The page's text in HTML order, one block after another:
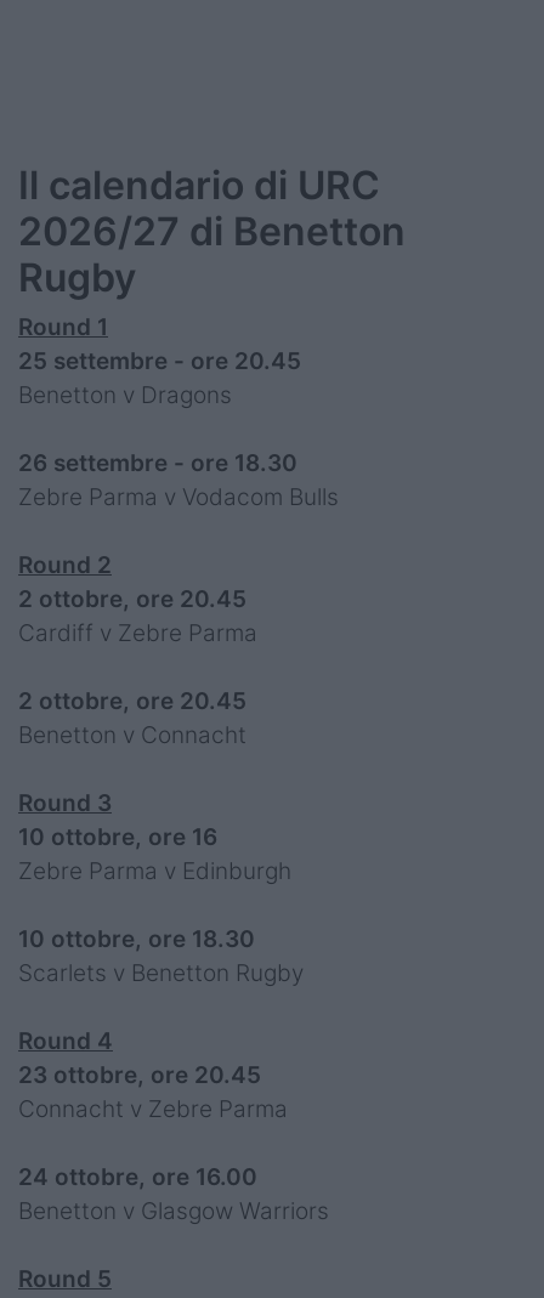
Il calendario di URC
2026/27 di Benetton
Rugby
Round 1
25 settembre - ore 20.45
Benetton v Dragons
26 settembre - ore 18.30
Zebre Parma v Vodacom Bulls
Round 2
2 ottobre, ore 20.45
Cardiff v Zebre Parma
2 ottobre, ore 20.45
Benetton v Connacht
Round 3
10 ottobre, ore 16
Zebre Parma v Edinburgh
10 ottobre, ore 18.30
Scarlets v Benetton Rugby
Round 4
23 ottobre, ore 20.45
Connacht v Zebre Parma
24 ottobre, ore 16.00
Benetton v Glasgow Warriors
Round 5